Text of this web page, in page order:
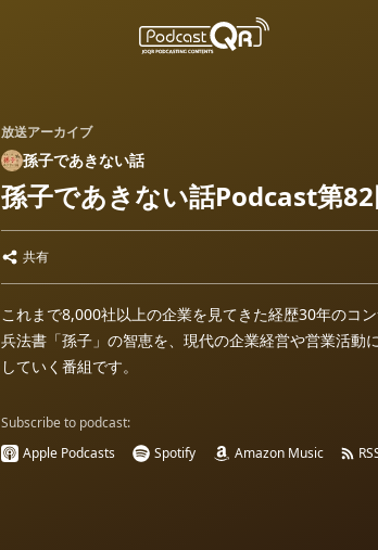
放送アーカイブ
孫子であきない話
孫子であきない話Podcast第
共有
これまで8,000社以上の企業を見てきた経歴30年のコ
兵法書「孫子」の智恵を、現代の企業経営や営業活
していく番組です。
Subscribe to podcast:
Apple Podcasts
Spotify Amazon Music